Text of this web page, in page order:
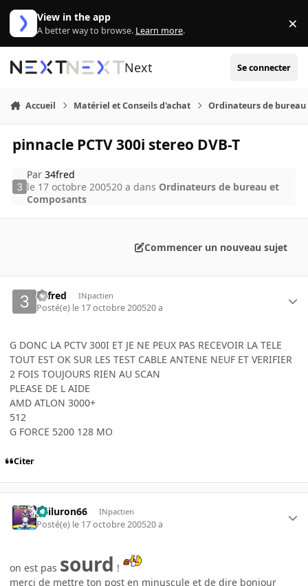
Aller au contenu
View in the app
A better way to browse. Learn more. ×
Next Se connecter
Accueil Matériel et Conseils d'achat Ordinateurs de bureau
pinnacle PCTV 300i stereo DVB-T
Par34fred
le 17 octobre 200520 a dans Ordinateurs de bureau et
Composants
Commencer un nouveau sujet
34fred INpactien
Posté(e) le 17 octobre 200520 a
G DONC LA PCTV 300I ET JE NE PEUX PAS RECEVOIR LA TELE
TOUT EST OK SUR LES TEST CABLE ANTENE NEUF ET VERIFIER
2 FOIS TOUJOURS RIEN AU SCAN
PLEASE DE L AIDE
AMD ATLON 3000+
512
G FORCE 5200 128 MO
Citer
gailuron66 INpactien
Posté(e) le 17 octobre 200520 a
on est pas sourd !
merci de mettre ton post en minuscule et de dire bonjour